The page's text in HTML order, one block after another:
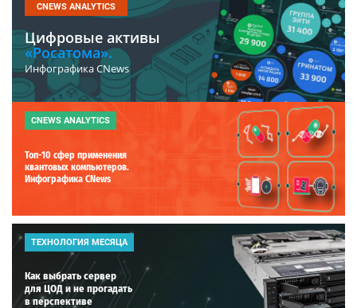
CNEWS ANALYTICS
Цифровые активы
«Росатома».
Инфографика CNews
CNEWS ANALYTICS
Топ-10 сфер применения
квантовых компьютеров.
Инфографика CNews
ТЕХНОЛОГИЯ МЕСЯЦА
Как выбрать сервер
для ЦОД и не прогадать
в перспективе